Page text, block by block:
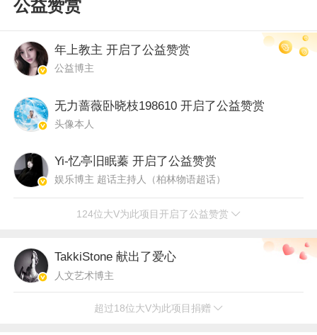
公益赞赏
年上教主 开启了公益赞赏
公益博主
无力蔷薇卧晓枝198610 开启了公益赞赏
头像本人
Yi-忆亭旧眠蓁 开启了公益赞赏
娱乐博主 超话主持人（柏林物语超话）
124位大V为此项目开启了公益赞赏
TakkiStone 献出了爱心
人文艺术博主
红酒王爵献出了爱心
超过18位大V为此项目捐赠